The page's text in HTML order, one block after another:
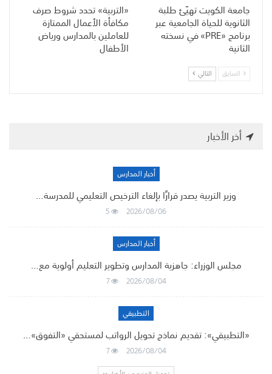
جامعة الكويت تهيّئ طلبة
الثانوية للحياة الجامعية عبر
برنامج «PRE» في نسخته
الثانية
«التربية» تحدد شروط صرف
مكافأة الأعمال الممتازة
للعاملين بالمدارس ورياض
الأطفال
السابق التالي
أخر الأخبار
أخبار المدارس
وزير التربية يصدر قرارًا بإلغاء الترخيص التعليمي للمدرسة…
2026/08/06
5
أخبار المدارس
مجلس الوزراء: جاهزية المدارس وتطوير التعليم أولوية مع…
2026/08/04
7
التطبيقي
«التطبيقي»: تقديم نماذج تحويل الرواتب لمستحقي «التفوق»…
2026/08/04
7